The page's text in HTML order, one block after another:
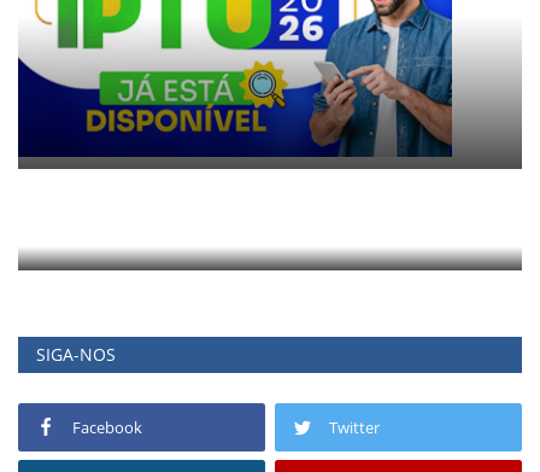
SIGA-NOS
Facebook Twitter